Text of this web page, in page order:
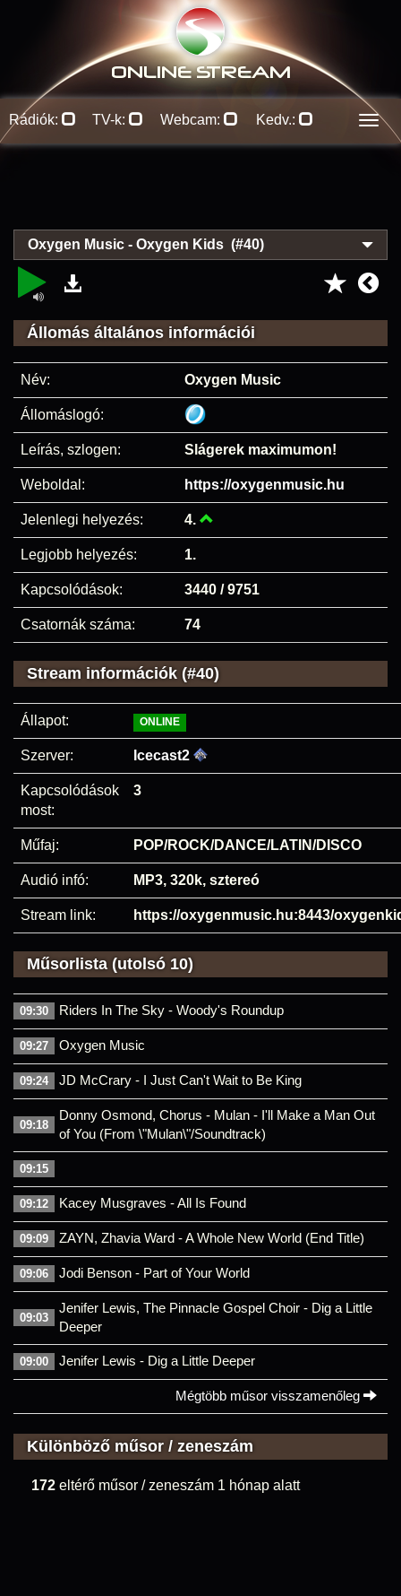
ONLINE STREAM
Rádiók: TV-k: Webcam: Kedv.:
Oxygen Music - Oxygen Kids (#40)
Állomás általános információi
Név: Oxygen Music
Állomáslogó:
Leírás, szlogen: Slágerek maximumon!
Weboldal: https://oxygenmusic.hu
Jelenlegi helyezés: 4.
Legjobb helyezés: 1.
Kapcsolódások: 3440 / 9751
Csatornák száma: 74
Stream információk (#40)
Állapot: ONLINE
Szerver: Icecast2
Kapcsolódások
most:
3
Műfaj: POP/ROCK/DANCE/LATIN/DISCO
Audió infó: MP3, 320k, sztereó
Stream link: https://oxygenmusic.hu:8443/
Műsorlista (utolsó 10)
09:30 Riders In The Sky - Woody's Roundup
09:27 Oxygen Music
09:24 JD McCrary - I Just Can't Wait to Be King
09:18
Donny Osmond, Chorus - Mulan - I'll Make a Man Out
of You (From \"Mulan\"/Soundtrack)
09:15
09:12 Kacey Musgraves - All Is Found
09:09 ZAYN, Zhavia Ward - A Whole New World (End Title)
09:06 Jodi Benson - Part of Your World
09:03
Jenifer Lewis, The Pinnacle Gospel Choir - Dig a Little
Deeper
09:00 Jenifer Lewis - Dig a Little Deeper
Mégtöbb műsor visszamenőleg
Különböző műsor / zeneszám
172 eltérő műsor / zeneszám 1 hónap alatt